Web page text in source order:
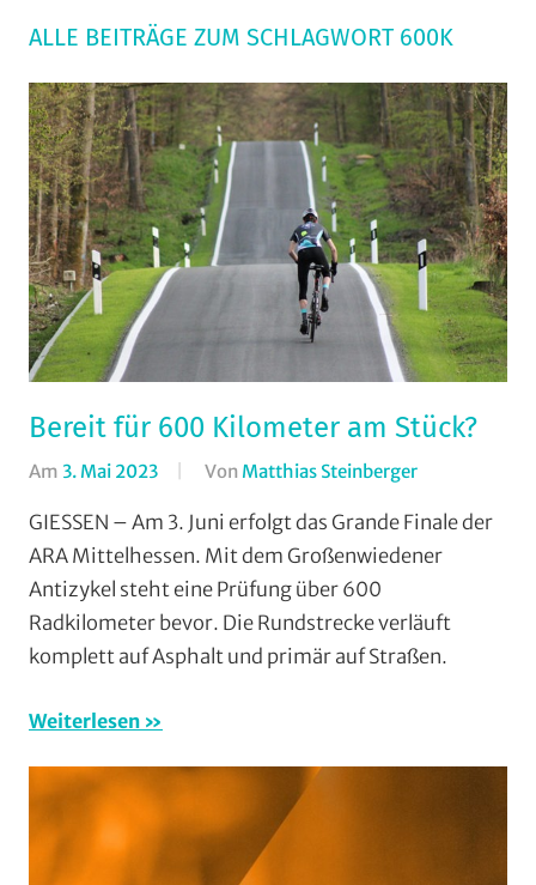
ALLE BEITRÄGE ZUM SCHLAGWORT 600K
Bereit für 600 Kilometer am Stück?
Am 3. Mai 2023 Von Matthias Steinberger
Jedermann
Rundstrecke
Wohin
am
GIESSEN – Am 3. Juni erfolgt das Grande Finale der
ARA Mittelhessen. Mit dem Großenwiedener
Antizykel steht eine Prüfung über 600
Radkilometer bevor. Die Rundstrecke verläuft
komplett auf Asphalt und primär auf Straßen.
Weiterlesen